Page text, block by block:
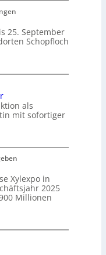
25. September
Schopfloch
als
mit sofortiger
Xylexpo in
2025
Millionen